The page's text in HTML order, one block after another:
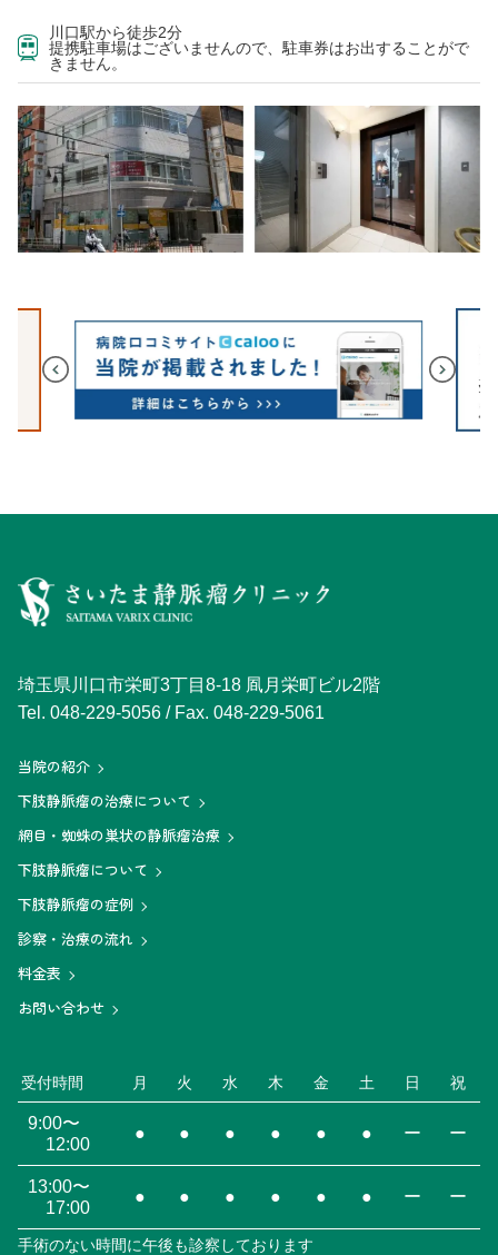
川口駅から徒歩2分
提携駐車場はございませんので、駐車券はお出することがで
きません。
埼玉県川口市栄町3丁目8-18 凮月栄町ビル2階
Tel. 048-229-5056 / Fax. 048-229-5061
当院の紹介
下肢静脈瘤の治療について
網目・蜘蛛の巣状の静脈瘤治療
下肢静脈瘤について
下肢静脈瘤の症例
診察・治療の流れ
料金表
お問い合わせ
受付時間 月 火 水 木 金 土 日 祝
9:00〜
12:00
● ● ● ● ● ● ー ー
13:00〜
17:00
● ● ● ● ● ● ー ー
手術のない時間に午後も診察しております